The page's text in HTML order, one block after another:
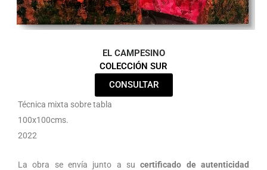
EL CAMPESINO
COLECCIÓN SUR
CONSULTAR
Técnica mixta sobre tabla
100x100cms.
2022
La obra se envía junto a sucertificado de autenticidad